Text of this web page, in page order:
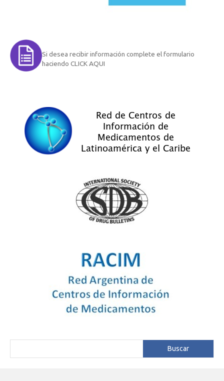
Si desea recibir información complete el formulario
haciendo CLICK AQUI
Buscar